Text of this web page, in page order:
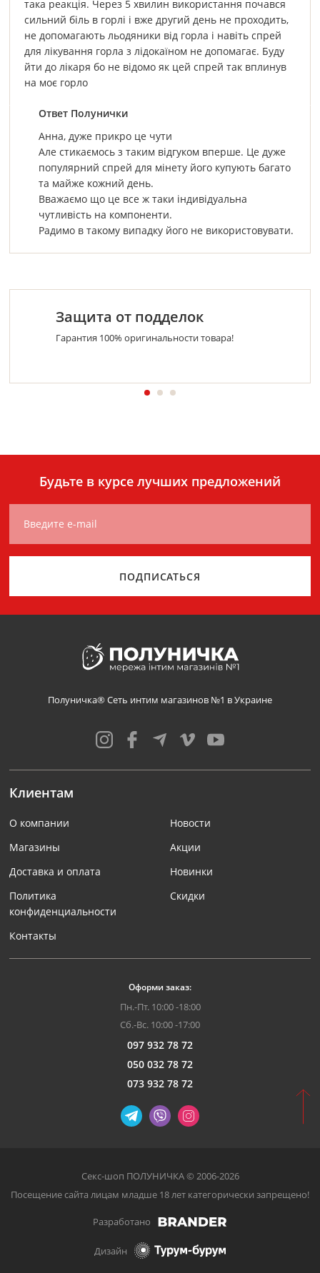
така реакція. Через 5 хвилин використання почався
сильний біль в горлі і вже другий день не проходить,
не допомагають льодяники від горла і навіть спрей
для лікування горла з лідокаїном не допомагає. Буду
йти до лікаря бо не відомо як цей спрей так вплинув
на моє горло
Ответ Полунички
Анна, дуже прикро це чути
Але стикаємось з таким відгуком вперше. Це дуже
популярний спрей для мінету його купують багато
та майже кожний день.
Вважаємо що це все ж таки індивідуальна
чутливість на компоненти.
Радимо в такому випадку його не використовувати.
Защита от подделок
Гарантия 100% оригинальности товара!
Будьте в курсе лучших предложений
Введите e-mail
ПОДПИСАТЬСЯ
Полуничка® Сеть интим магазинов №1 в Украине
Клиентам
О компании
Магазины
Доставка и оплата
Политика
конфиденциальности
Контакты
Новости
Акции
Новинки
Скидки
Оформи заказ:
Пн.-Пт. 10:00 -18:00
Сб.-Вс. 10:00 -17:00
097 932 78 72
050 032 78 72
073 932 78 72
Секс-шоп ПОЛУНИЧКА © 2006-2026
Посещение сайта лицам младше 18 лет категорически запрещено!
Разработано
Дизайн